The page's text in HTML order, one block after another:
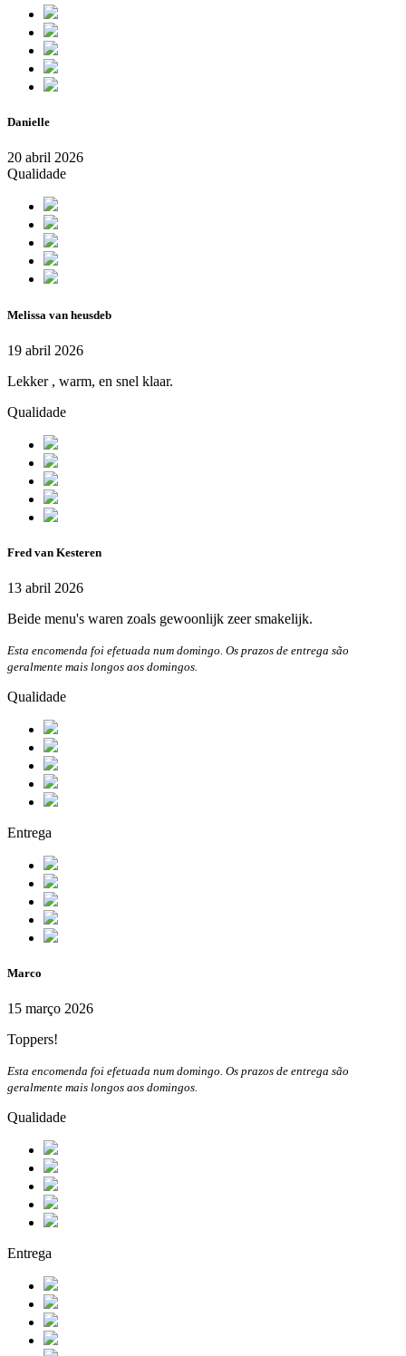
Danielle
20 abril 2026
Qualidade
Melissa van heusdeb
19 abril 2026
Lekker , warm, en snel klaar.
Qualidade
Fred van Kesteren
13 abril 2026
Beide menu's waren zoals gewoonlijk zeer smakelijk.
Esta encomenda foi efetuada num domingo. Os prazos de entrega são
geralmente mais longos aos domingos.
Qualidade
Entrega
Marco
15 março 2026
Toppers!
Esta encomenda foi efetuada num domingo. Os prazos de entrega são
geralmente mais longos aos domingos.
Qualidade
Entrega